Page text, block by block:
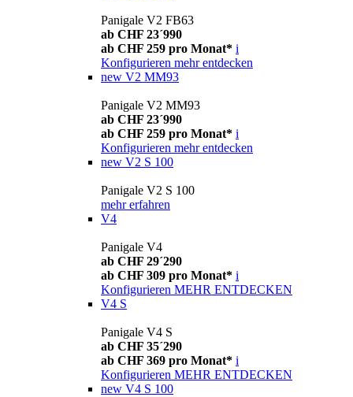
Panigale V2 FB63
ab CHF 23´990
ab CHF 259 pro Monat* i
Konfigurieren mehr entdecken
new V2 MM93
Panigale V2 MM93
ab CHF 23´990
ab CHF 259 pro Monat* i
Konfigurieren mehr entdecken
new V2 S 100
Panigale V2 S 100
mehr erfahren
V4
Panigale V4
ab CHF 29´290
ab CHF 309 pro Monat* i
Konfigurieren MEHR ENTDECKEN
V4 S
Panigale V4 S
ab CHF 35´290
ab CHF 369 pro Monat* i
Konfigurieren MEHR ENTDECKEN
new V4 S 100